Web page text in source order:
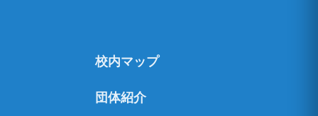
校内マップ
団体紹介